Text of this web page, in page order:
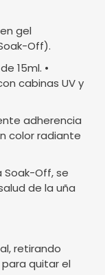
gel
Off).
15ml. •
cabinas UV y
adherencia
color radiante
Soak-Off, se
de la uña
retirando
quitar el